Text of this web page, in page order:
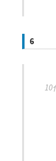
6
10